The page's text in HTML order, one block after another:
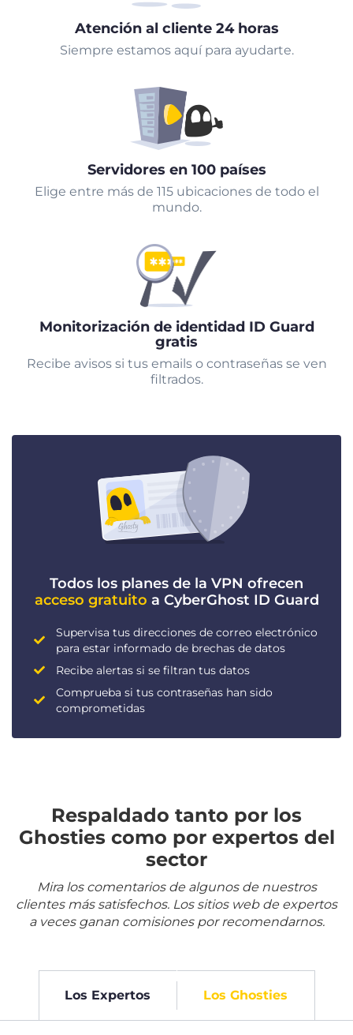
Atención al cliente 24 horas
Siempre estamos aquí para ayudarte.
Servidores en 100 países
Elige entre más de 115 ubicaciones de todo el
mundo.
Monitorización de identidad ID Guard
gratis
Recibe avisos si tus emails o contraseñas se ven
filtrados.
Todos los planes de la VPN ofrecen
acceso gratuito a CyberGhost ID Guard
Supervisa tus direcciones de correo electrónico
para estar informado de brechas de datos
Recibe alertas si se filtran tus datos
Comprueba si tus contraseñas han sido
comprometidas
Respaldado tanto por los
Ghosties como por expertos del
sector
Mira los comentarios de algunos de nuestros
clientes más satisfechos. Los sitios web de expertos
a veces ganan comisiones por recomendarnos.
Los Expertos Los Ghosties